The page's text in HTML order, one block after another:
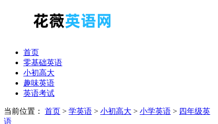
首页
零基础英语
小初高大
趣味英语
英语考试
当前位置： 首页 > 学英语 > 小初高大 > 小学英语 > 四年级英
语